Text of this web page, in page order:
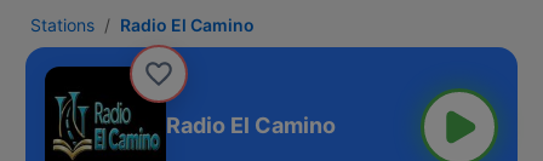
Stations Radio El Camino
Radio El Camino